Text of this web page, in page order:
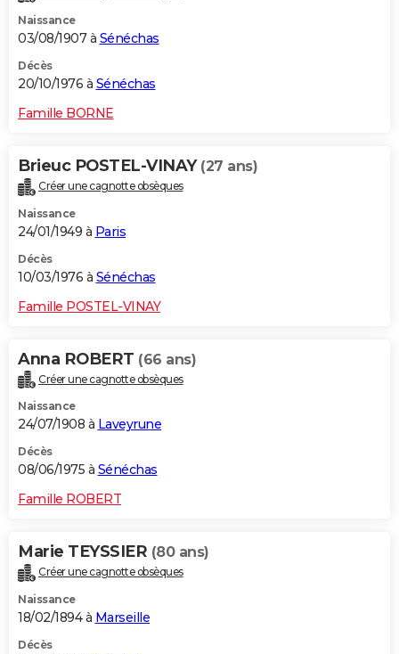
Naissance
03/08/1907 à Sénéchas
Décès
20/10/1976 à Sénéchas
Famille BORNE
Brieuc POSTEL-VINAY (27 ans)
Créer une cagnotte obsèques
Naissance
24/01/1949 à Paris
Décès
10/03/1976 à Sénéchas
Famille POSTEL-VINAY
Anna ROBERT (66 ans)
Créer une cagnotte obsèques
Naissance
24/07/1908 à Laveyrune
Décès
08/06/1975 à Sénéchas
Famille ROBERT
Marie TEYSSIER (80 ans)
Créer une cagnotte obsèques
Naissance
18/02/1894 à Marseille
Décès